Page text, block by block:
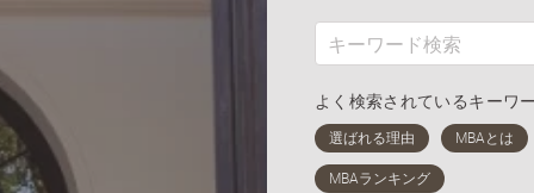
よく検索されているキーワ